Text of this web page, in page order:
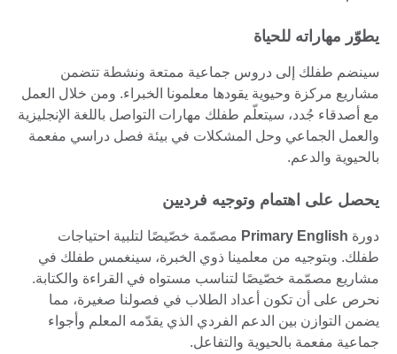
يطوّر مهاراته للحياة
سينضم طفلك إلى دروس جماعية ممتعة ونشطة تتضمن
مشاريع مركزة وحيوية يقودها معلمونا الخبراء. ومن خلال العمل
مع أصدقاء جُدد، سيتعلّم طفلك مهارات التواصل باللغة الإنجليزية
والعمل الجماعي وحل المشكلات في بيئة فصل دراسي مفعمة
بالحيوية والدعم.
يحصل على اهتمام وتوجيه فرديين
دورة Primary English مصمّمة خصّيصًا لتلبية احتياجات
طفلك. وبتوجيه من معلمينا ذوي الخبرة، سينغمس طفلك في
مشاريع مصمّمة خصّيصًا لتناسب مستواه في القراءة والكتابة.
نحرص على أن تكون أعداد الطلاب في فصولنا صغيرة، مما
يضمن التوازن بين الدعم الفردي الذي يقدّمه المعلم وأجواء
جماعية مفعمة بالحيوية والتفاعل.